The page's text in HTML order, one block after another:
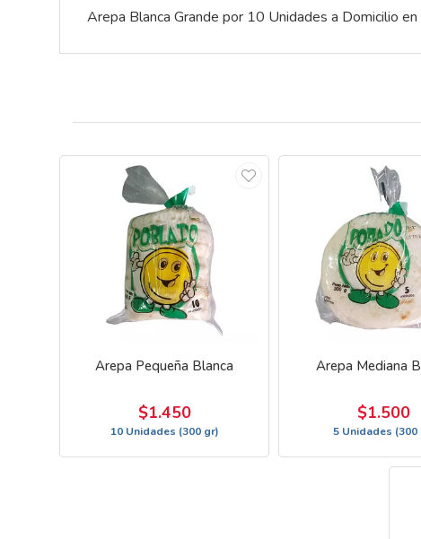
Arepa Blanca Grande por 10 Unidades a Domicilio en
Arepa Pequeña Blanca
$1.450
10 Unidades (300 gr)
Arepa Mediana
$1.500
5 Unidades (300